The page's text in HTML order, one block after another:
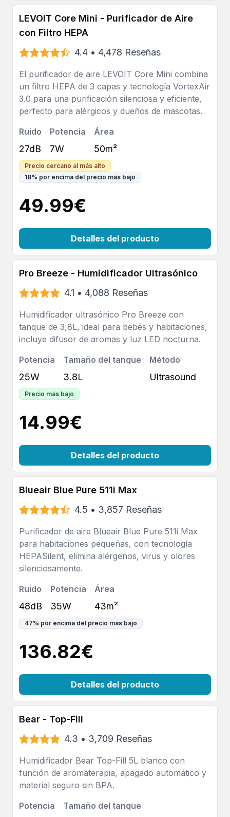
LEVOIT Core Mini - Purificador de Aire
con Filtro HEPA
4.4 • 4,478 Reseñas
El purificador de aire LEVOIT Core Mini combina
un filtro HEPA de 3 capas y tecnología VortexAir
3.0 para una purificación silenciosa y eficiente,
perfecto para alérgicos y dueños de mascotas.
Ruido
27dB
Potencia
7W
Área
50m²
Precio cercano al más alto
18% por encima del precio más bajo
49.99€
Detalles del producto
Pro Breeze - Humidificador Ultrasónico
4.1 • 4,088 Reseñas
Humidificador ultrasónico Pro Breeze con
tanque de 3,8L, ideal para bebés y habitaciones,
incluye difusor de aromas y luz LED nocturna.
Potencia
25W
Tamaño del tanque
3.8L
Método
Ultrasound
Precio más bajo
14.99€
Detalles del producto
Blueair Blue Pure 511i Max
4.5 • 3,857 Reseñas
Purificador de aire Blueair Blue Pure 511i Max
para habitaciones pequeñas, con tecnología
HEPASilent, elimina alérgenos, virus y olores
silenciosamente.
Ruido
48dB
Potencia
35W
Área
43m²
47% por encima del precio más bajo
136.82€
Detalles del producto
Bear - Top-Fill
4.3 • 3,709 Reseñas
Humidificador Bear Top-Fill 5L blanco con
función de aromaterapia, apagado automático y
material seguro sin BPA.
Potencia
Tamaño del tanque